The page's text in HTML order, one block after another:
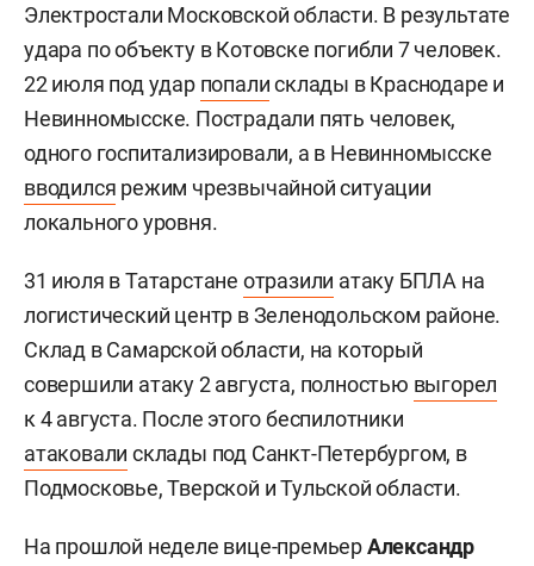
Электростали Московской области. В результате
удара по объекту в Котовске погибли 7 человек.
22 июля под удар попалисклады в Краснодаре и
Невинномысске. Пострадали пять человек,
одного госпитализировали, а в Невинномысске
вводился режим чрезвычайной ситуации
локального уровня.
31 июля в Татарстане отразили атаку БПЛА на
логистический центр в Зеленодольском районе.
Склад в Самарской области, на который
совершили атаку 2 августа, полностью выгорел
к 4 августа. После этого беспилотники
атаковали склады под Санкт-Петербургом, в
Подмосковье, Тверской и Тульской области.
На прошлой неделе вице-премьерАлександр